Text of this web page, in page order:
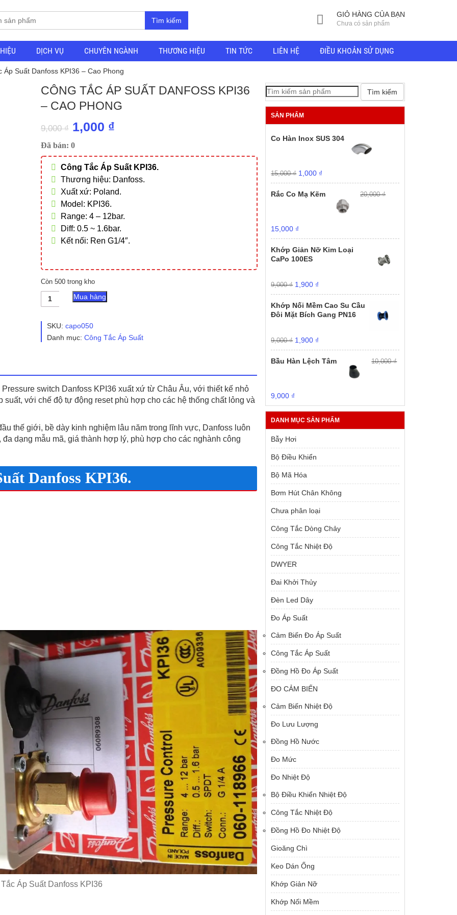
Tìm kiếm
GIỎ HÀNG CỦA BẠN
Chưa có sản phẩm
DỊCH VỤ CHUYÊN NGÀNH THƯƠNG HIỆU TIN TỨC LIÊN HỆ ĐIỀU KHOẢN SỬ DỤNG
Suất Danfoss KPI36 – Cao Phong
CÔNG TẮC ÁP SUẤT DANFOSS KPI36
– CAO PHONG
9,000₫ Giá
gốc
là:
9,000 ₫.
1,000 ₫Giá
tại
là:
1,000 ₫.
Đã bán: 0
Công Tắc Áp Suất KPI36.
Thương hiệu: Danfoss.
Xuất xứ: Poland.
Model: KPI36.
Range: 4 – 12bar.
Diff: 0.5 ~ 1.6bar.
Kết nối: Ren G1/4″.
Còn 500 trong kho
Công
Suất
KPI36
số
lượng
Mua hàng
SKU: capo050
Danh mục: Công Tắc Áp Suất
switch Danfoss KPI36 xuất xứ từ Châu Âu, với thiết kế nhỏ
với chế độ tự động reset phù hợp cho các hệ thống chất lỏng và
thế giới, bề dày kinh nghiệm lâu năm trong lĩnh vực, Danfoss luôn
dạng mẫu mã, giá thành hợp lý, phù hợp cho các nghành công
Danfoss KPI36.
Áp Suất Danfoss KPI36
Tìm kiếm
SẢN PHẨM
Co Hàn Inox SUS 304
15,000₫ Giá
gốc
là:
15,000 ₫.
1,000 ₫
hiện
1,000 ₫.
Rắc Co Mạ Kẽm 20,000₫
Giá
gốc
là:
20,000 ₫.
15,000 ₫
hiện
tại
là:
Khớp Giản Nỡ Kim Loại
CaPo 100ES
9,000₫ Giá
gốc
là:
9,000 ₫.
1,900 ₫
hiện
tại
là:
1,900 ₫.
Khớp Nối Mềm Cao Su Cầu
Đôi Mặt Bích Gang PN16
9,000₫ Giá
gốc
9,000 ₫.
1,900 ₫
hiện
tại
Bầu Hàn Lệch Tâm 10,000₫
Giá
gốc
là:
10,000 ₫.
9,000 ₫
hiện
tại
là:
9,000 ₫.
DANH MỤC SẢN PHẨM
Bẫy Hơi
Bộ Điều Khiển
Bộ Mã Hóa
Bơm Hút Chân Không
Chưa phân loại
Công Tắc Dòng Chảy
Công Tắc Nhiệt Độ
DWYER
Đai Khởi Thủy
Đèn Led Dây
Đo Áp Suất
Cảm Biến Đo Áp Suất
Công Tắc Áp Suất
Đồng Hồ Đo Áp Suất
ĐO CẢM BIẾN
Cảm Biến Nhiệt Độ
Đo Lưu Lượng
Đồng Hồ Nước
Đo Mức
Đo Nhiệt Độ
Bộ Điều Khiển Nhiệt Độ
Công Tắc Nhiệt Độ
Đồng Hồ Đo Nhiệt Độ
Gioăng Chì
Keo Dán Ống
Khớp Giản Nỡ
Khớp Nối Mềm